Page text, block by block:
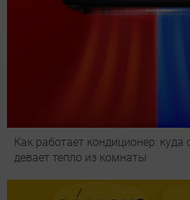
Как работает кондиционер: куда
девает тепло из комнаты